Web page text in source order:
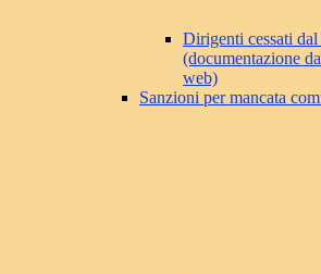
Dirigenti cessati
(documentazione
web)
Sanzioni per mancata